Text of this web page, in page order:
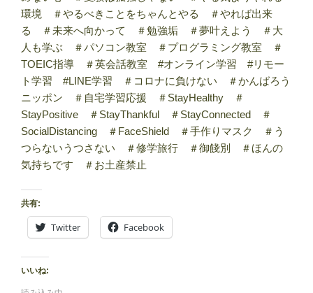
環境 ＃やるべきことをちゃんとやる ＃やれば出来
る ＃未来へ向かって ＃勉強垢 ＃夢叶えよう ＃大
人も学ぶ ＃パソコン教室 ＃プログラミング教室 ＃
TOEIC指導 ＃英会話教室 #オンライン学習 #リモー
ト学習 #LINE学習 ＃コロナに負けない ＃かんばろう
ニッポン ＃自宅学習応援 ＃StayHealthy ＃
StayPositive ＃StayThankful ＃StayConnected ＃
SocialDistancing ＃FaceShield ＃手作りマスク ＃う
つらないうつさない ＃修学旅行 ＃御餞別 ＃ほんの
気持ちです ＃お土産禁止
共有:
Twitter Facebook
いいね: